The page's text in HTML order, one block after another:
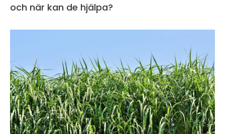
och när kan de hjälpa?